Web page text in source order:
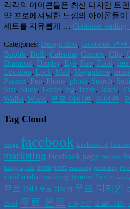
각각의 아이콘들은 최신 디자인 트
약 프로페셔널한 느낌의 아이콘들
세트를 자유롭게 … Continue reading
Categories: Design Box, facebook 컨텐
Bubble, Bulb, Calendar, Camera, Clip,
Diamond, Display, Eye, Fire, Food,
Location, Lock, Mail, Megaphone,
Params, Pen, Phone, photo, Search,
Star, Study, T-shirt, tag, Trash, Truck,
Wallet, World, 무로 아이콘, 아이콘 |
Tag Cloud
design facebook facebook ad
marketing facebook page free font
infographic instagram marketing photoshop
social media marketing Textures Twitter
무료 PSD 무료 디자인 무료 디자인
스쳐 무료 폰트 사진 성공 소셜미디어